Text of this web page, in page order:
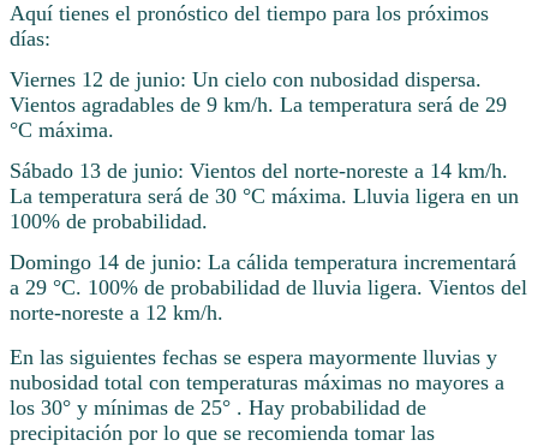
Aquí tienes el pronóstico del tiempo para los próximos
días:
Viernes 12 de junio: Un cielo con nubosidad dispersa.
Vientos agradables de 9 km/h. La temperatura será de 29
°C máxima.
Sábado 13 de junio: Vientos del norte-noreste a 14 km/h.
La temperatura será de 30 °C máxima. Lluvia ligera en un
100% de probabilidad.
Domingo 14 de junio: La cálida temperatura incrementará
a 29 °C. 100% de probabilidad de lluvia ligera. Vientos del
norte-noreste a 12 km/h.
En las siguientes fechas se espera mayormente lluvias y
nubosidad total con temperaturas máximas no mayores a
los 30° y mínimas de 25° . Hay probabilidad de
precipitación por lo que se recomienda tomar las